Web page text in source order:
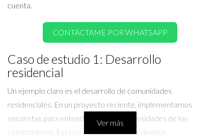
cuenta.
CONTÁCTAME POR WHATSAPP
Caso de estudio 1: Desarrollo
residencial
Un ejemplo claro es el desarrollo de comunidades
residenciales. En un proyecto reciente, implementamos
encuestas para entender mejor las necesidades de los
compradores. Esto nos ayudó a ofrecer diseños
Ver más